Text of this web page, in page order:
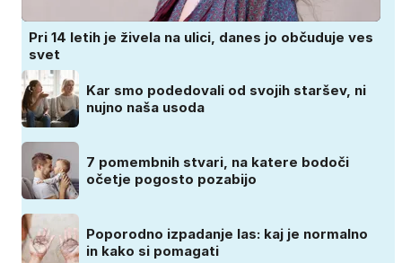
Pri 14 letih je živela na ulici, danes jo občuduje ves
svet
Kar smo podedovali od svojih staršev, ni
nujno naša usoda
7 pomembnih stvari, na katere bodoči
očetje pogosto pozabijo
Poporodno izpadanje las: kaj je normalno
in kako si pomagati